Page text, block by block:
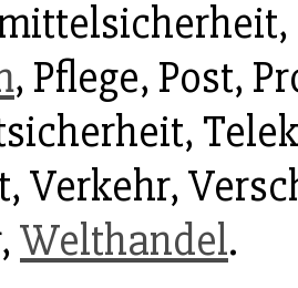
, Pflege, Post,
Verkehr,
Welthandel.